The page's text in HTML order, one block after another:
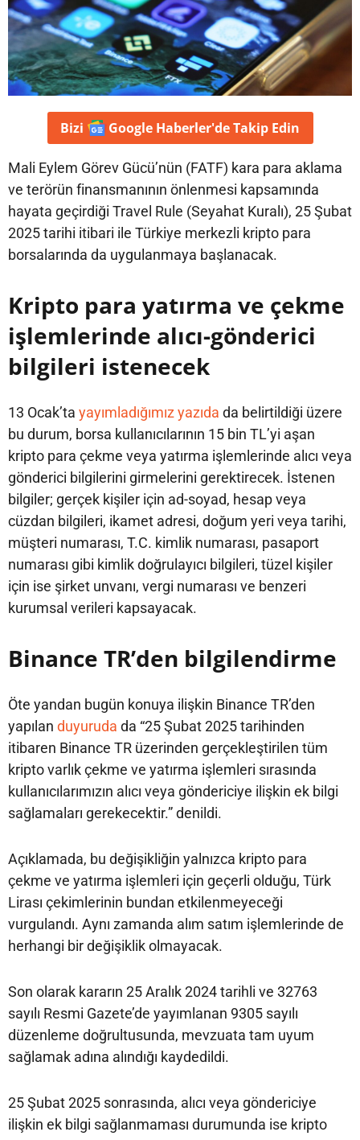
Bizi Google Haberler'deTakip Edin
Mali Eylem Görev Gücü’nün (FATF) kara para aklama
ve terörün finansmanının önlenmesi kapsamında
hayata geçirdiği Travel Rule (Seyahat Kuralı), 25 Şubat
2025 tarihi itibari ile Türkiye merkezli kripto para
borsalarında da uygulanmaya başlanacak.
Kripto para yatırma ve çekme
işlemlerinde alıcı-gönderici
bilgileri istenecek
13 Ocak’ta yayımladığımız yazıda da belirtildiği üzere
bu durum, borsa kullanıcılarının 15 bin TL’yi aşan
kripto para çekme veya yatırma işlemlerinde alıcı veya
gönderici bilgilerini girmelerini gerektirecek. İstenen
bilgiler; gerçek kişiler için ad-soyad, hesap veya
cüzdan bilgileri, ikamet adresi, doğum yeri veya tarihi,
müşteri numarası, T.C. kimlik numarası, pasaport
numarası gibi kimlik doğrulayıcı bilgileri, tüzel kişiler
için ise şirket unvanı, vergi numarası ve benzeri
kurumsal verileri kapsayacak.
Binance TR’den bilgilendirme
Öte yandan bugün konuya ilişkin Binance TR’den
yapılan duyuruda da “25 Şubat 2025 tarihinden
itibaren Binance TR üzerinden gerçekleştirilen tüm
kripto varlık çekme ve yatırma işlemleri sırasında
kullanıcılarımızın alıcı veya göndericiye ilişkin ek bilgi
sağlamaları gerekecektir.” denildi.
Açıklamada, bu değişikliğin yalnızca kripto para
çekme ve yatırma işlemleri için geçerli olduğu, Türk
Lirası çekimlerinin bundan etkilenmeyeceği
vurgulandı. Aynı zamanda alım satım işlemlerinde de
herhangi bir değişiklik olmayacak.
Son olarak kararın 25 Aralık 2024 tarihli ve 32763
sayılı Resmi Gazete’de yayımlanan 9305 sayılı
düzenleme doğrultusunda, mevzuata tam uyum
sağlamak adına alındığı kaydedildi.
25 Şubat 2025 sonrasında, alıcı veya göndericiye
ilişkin ek bilgi sağlanmaması durumunda ise kripto